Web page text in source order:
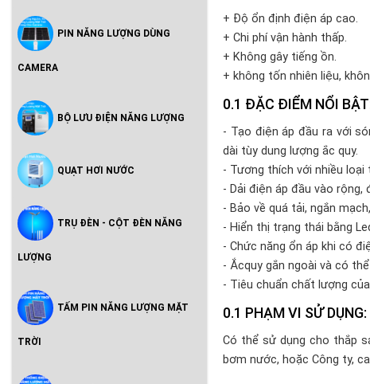
PIN NĂNG LƯỢNG DÙNG
CAMERA
BỘ LƯU ĐIỆN NĂNG LƯỢNG
QUẠT HƠI NƯỚC
TRỤ ĐÈN - CỘT ĐÈN NĂNG
LƯỢNG
TẤM PIN NĂNG LƯỢNG MẶT
TRỜI
+ Độ ổn định điện áp cao.
+ Chi phí vận hành thấp.
+ Không gây tiếng ồn.
+ không tốn nhiên liệu,
ĐẶC ĐIỂM NỔI
- Tạo điện áp đầu ra với
dài tùy dung lượng ắc quy.
- Tương thích với nhiều loại
- Dải điện áp đầu vào rộng,
- Bảo về quá tải, ngắn
- Hiển thị trạng thái bằng
- Chức năng ổn áp khi có
- Ắcquy gắn ngoài và có
- Tiêu chuẩn chất lượng
PHẠM VI SỬ DỤNG:
Có thể sử dụng cho thắp
bơm nước, hoặc Công ty,